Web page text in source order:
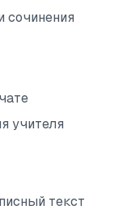
сочинения
учителя
текст